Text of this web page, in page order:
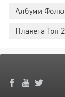
Албуми
Планета Топ